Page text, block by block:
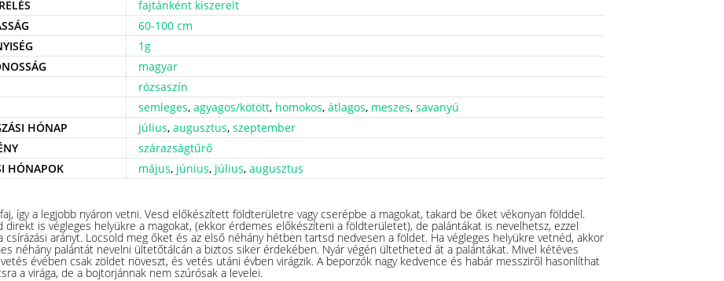
fajtánként kiszerelt
60-100 cm
1g
magyar
rózsaszín
semleges, agyagos/kötött, homokos, átlagos, meszes, savanyú
HÓNAP
július, augusztus, szeptember
szárazságtűrő
HÓNAPOK
május, június, július, augusztus
így a legjobb nyáron vetni. Vesd előkészített földterületre vagy cserépbe a magokat, takard be őket vékonyan földdel.
direkt is végleges helyükre a magokat, (ekkor érdemes előkészíteni a földterületet), de palántákat is nevelhetsz, ezzel
csírázási arányt. Locsold meg őket és az első néhány hétben tartsd nedvesen a földet. Ha végleges helyükre vetnéd, akkor
néhány palántát nevelni ültetőtálcán a biztos siker érdekében. Nyár végén ültetheted át a palántákat. Mivel kétéves
vetés évében csak zöldet növeszt, és vetés utáni évben virágzik. A beporzók nagy kedvence és habár messziről hasonlíthat
a virága, de a bojtorjánnak nem szúrósak a levelei.